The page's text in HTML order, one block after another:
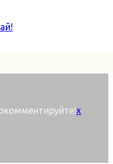
x